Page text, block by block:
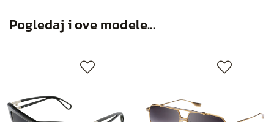
Pogledaj i ove modele...